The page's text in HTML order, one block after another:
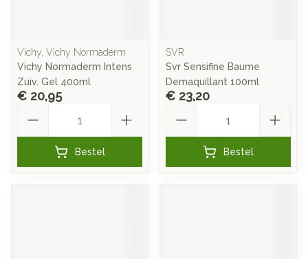
Vichy, Vichy Normaderm
Vichy Normaderm Intens
Zuiv. Gel 400ml
€ 20,95
Bestel
SVR
Svr Sensifine Baume
Demaquillant 100ml
€ 23,20
Bestel